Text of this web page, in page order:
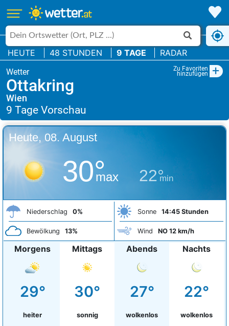
HEUTE 48 STUNDEN 9 TAGE RADAR
Zu Favoriten
hinzufügen +
Ottakring
Wien
Heute, 08. August
30°
max 22°
min
Niederschlag 0%
Bewölkung 13%
Sonne 14:45 Stunden
Wind NO 12 km/h
Morgens
29°
heiter
Mittags
30°
sonnig
Abends
27°
wolkenlos
Nachts
22°
wolkenlos